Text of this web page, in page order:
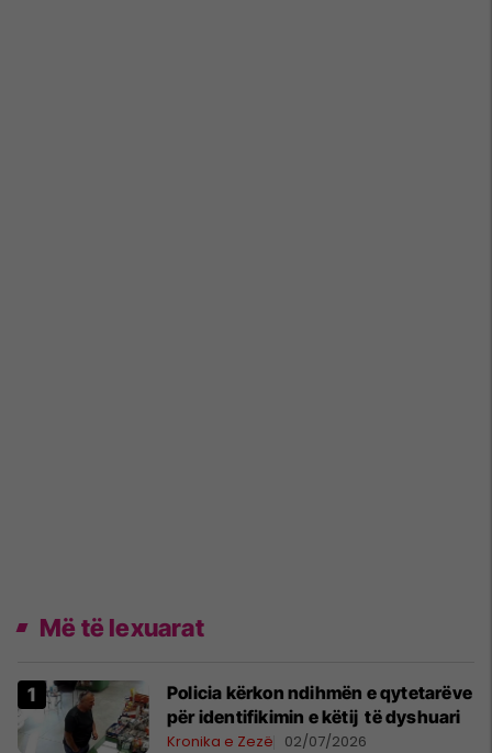
Më të lexuarat
Policia kërkon ndihmën e qytetarëve
për identifikimin e këtij të dyshuari
Kronika e Zezë 02/07/2026